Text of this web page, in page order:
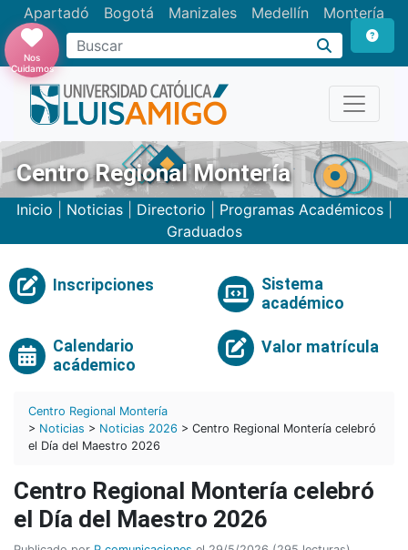
Apartadó Bogotá Manizales Medellín Montería
Nos
Cuidamos
Centro Regional Montería
Inicio Noticias| Directorio Programas Académicos|
Graduados
Inscripciones
Sistema
académico
Calendario
acádemico
Valor matrícula
Centro Regional Montería
> Noticias > Noticias 2026 > Centro Regional Montería celebró
el Día del Maestro 2026
Centro Regional Montería celebró
el Día del Maestro 2026